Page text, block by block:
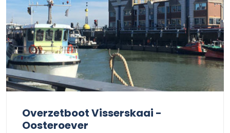
Overzetboot Visserskaai -
Oosteroever